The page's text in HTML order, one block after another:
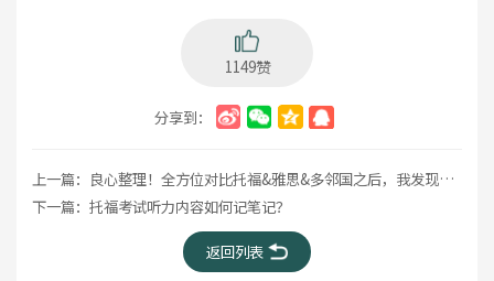
1149赞
分享到：
上一篇： 良心整理！全方位对比托福&雅思&多邻国之后，我发现语言考试要这样选......
下一篇： 托福考试听力内容如何记笔记？
返回列表